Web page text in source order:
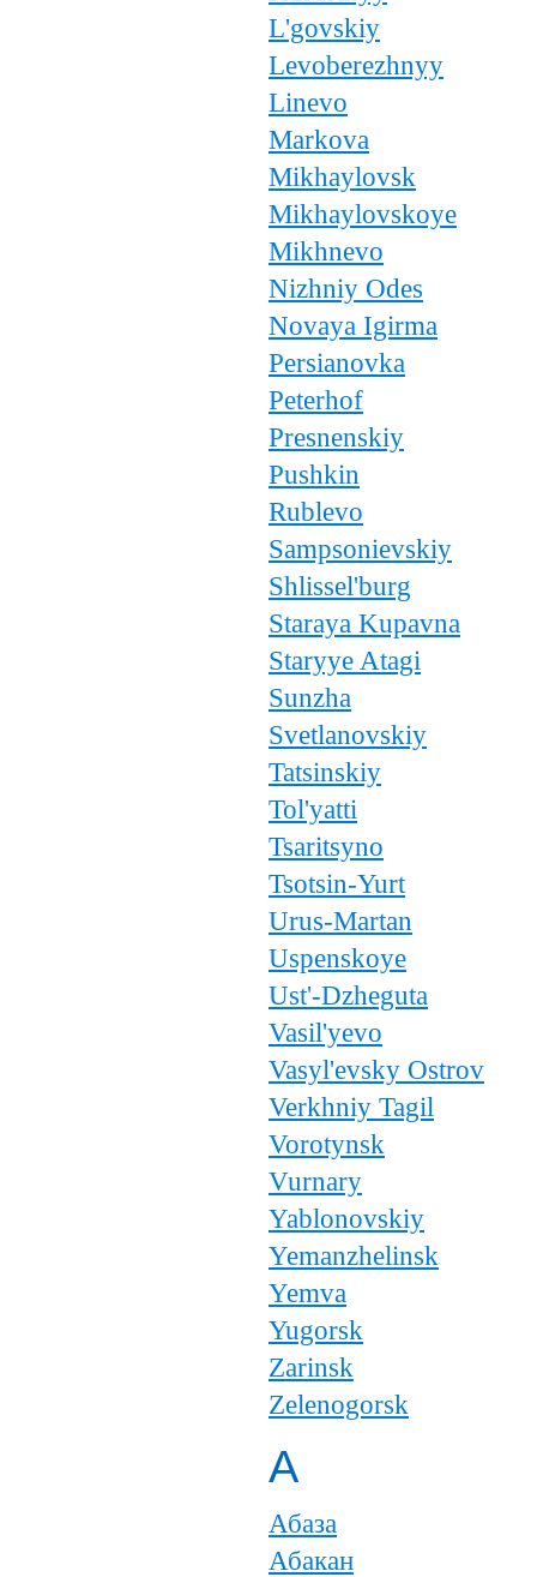
L'govskiy
Levoberezhnyy
Linevo
Markova
Mikhaylovsk
Mikhaylovskoye
Mikhnevo
Nizhniy Odes
Novaya Igirma
Persianovka
Peterhof
Presnenskiy
Pushkin
Rublevo
Sampsonievskiy
Shlissel'burg
Staraya Kupavna
Staryye Atagi
Sunzha
Svetlanovskiy
Tatsinskiy
Tol'yatti
Tsaritsyno
Tsotsin-Yurt
Urus-Martan
Uspenskoye
Ust'-Dzheguta
Vasil'yevo
Vasyl'evsky Ostrov
Verkhniy Tagil
Vorotynsk
Vurnary
Yablonovskiy
Yemanzhelinsk
Yemva
Yugorsk
Zarinsk
Zelenogorsk
А
Абаза
Абакан